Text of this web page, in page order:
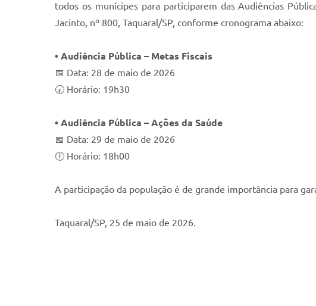
todos os munícipes para participarem das Audiências
Jacinto, nº 800, Taquaral/SP, conforme cronograma abaixo:
• Audiência Pública – Metas Fiscais
📅 Data: 28 de maio de 2026
🕢 Horário: 19h30
• Audiência Pública – Ações da Saúde
📅 Data: 29 de maio de 2026
🕕 Horário: 18h00
A participação da população é de grande importância para
Taquaral/SP, 25 de maio de 2026.